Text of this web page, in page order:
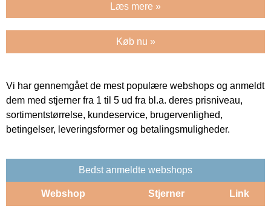
Læs mere »
Køb nu »
Vi har gennemgået de mest populære webshops og anmeldt
dem med stjerner fra 1 til 5 ud fra bl.a. deres prisniveau,
sortimentstørrelse, kundeservice, brugervenlighed,
betingelser, leveringsformer og betalingsmuligheder.
Bedst anmeldte webshops
Webshop Stjerner Link